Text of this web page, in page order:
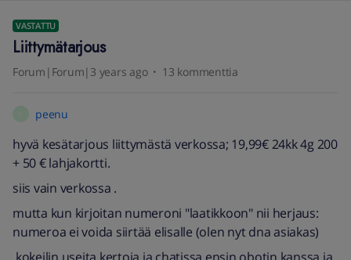
VASTATTU
Liittymätarjous
Forum|Forum|3 years ago 13 kommenttia
peenu
hyvä kesätarjous liittymästä verkossa; 19,99€ 24kk 4g 200
+ 50 € lahjakortti.
siis vain verkossa .
mutta kun kirjoitan numeroni "laatikkoon" nii herjaus:
numeroa ei voida siirtää elisalle (olen nyt dna asiakas)